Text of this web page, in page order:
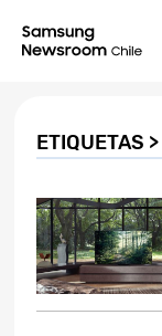
ETIQUETAS >